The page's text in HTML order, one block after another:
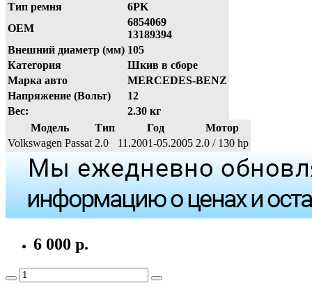
Тип ремня
6PK
OEM
6854069
13189394
Внешний диаметр (мм) 105
Категория
Шкив в сборе
Марка авто
MERCEDES-BENZ
Напряжение (Вольт)
12
Вес:
2.30 кг
Модель
Тип Год
Мотор
Volkswagen Passat 2.0 11.2001-05.2005 2.0 / 130 hp
6 000 р.